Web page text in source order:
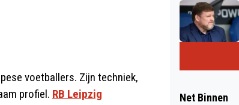
voetballers. Zijn techniek,
profiel. RB Leipzig
Net Binnen